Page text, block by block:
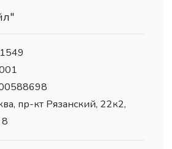
пр-кт Рязанский, 22к2,